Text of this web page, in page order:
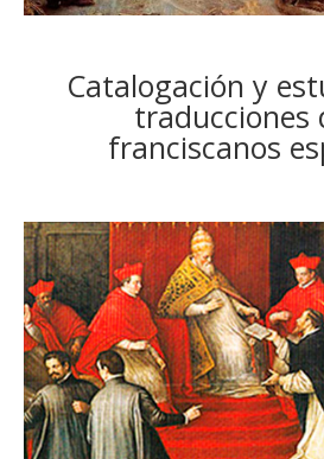
Catalogación y
traducciones
franciscanos